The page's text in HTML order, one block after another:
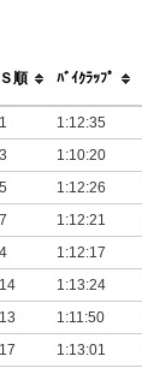
Ｓ順 ﾊﾞｲｸﾗｯﾌﾟ
1 1:12:35
3 1:10:20
5 1:12:26
7 1:12:21
4 1:12:17
14 1:13:24
13 1:11:50
17 1:13:01